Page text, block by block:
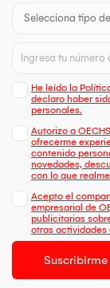
He leído la
declaro haber
personales.
Autorizo a
ofrecerme
contenido
novedades,
con lo que
Acepto el
empresarial de
publicitarias
otras actividades
Suscribirme